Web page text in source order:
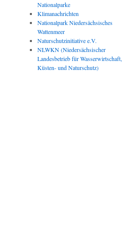
Nationalparke
Klimanachrichten
Nationalpark Niedersächsisches
Wattenmeer
Naturschutzinitiative e.V.
NLWKN (Niedersächsischer
Landesbetrieb für Wasserwirtschaft,
Küsten- und Naturschutz)